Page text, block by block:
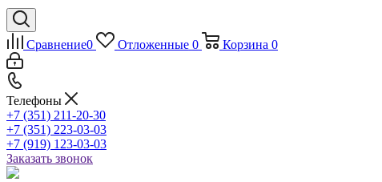
Сравнение0 Отложенные 0 Корзина 0
Телефоны
+7 (351) 211-20-30
+7 (351) 223-03-03
+7 (919) 123-03-03
Заказать звонок